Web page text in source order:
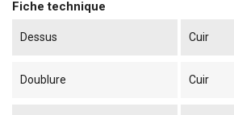
Fiche technique
Dessus Cuir
Doublure Cuir